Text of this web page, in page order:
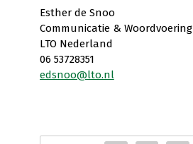
Esther de Snoo
Communicatie & Woordvoering
LTO Nederland
06 53728351
edsnoo@lto.nl